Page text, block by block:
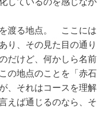
渡る地点。 ここには
り、その見た目の通り
だけど、何かしら名前
の地点のことを「赤石
、それはコースを理解
えば通じるのなら、そ